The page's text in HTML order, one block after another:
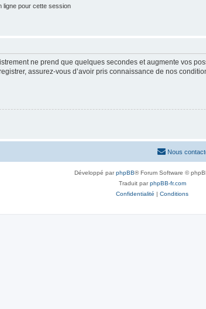
ligne pour cette session
ne prend que quelques secondes et augmente vos
assurez-vous d’avoir pris connaissance de nos
Nous
Développé parphpBB® Forum Software ©
Traduit parphpBB-fr.com
Confidentialité | Conditions